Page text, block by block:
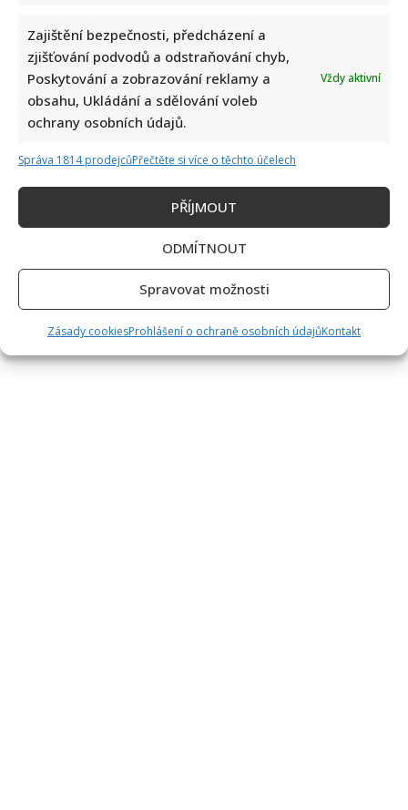
Zajištění bezpečnosti, předcházení a
zjišťování podvodů a odstraňování chyb,
Poskytování a zobrazování reklamy a
obsahu, Ukládání a sdělování voleb
ochrany osobních údajů.
Vždy aktivní
Správa 1814 prodejcůPřečtěte si více o těchto účelech
PŘÍJMOUT
ODMÍTNOUT
Spravovat možnosti
Zásady cookiesProhlášení o ochraně osobních údajůKontakt